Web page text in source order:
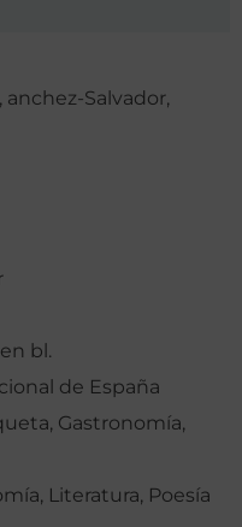
anchez-Salvador,
en bl.
de España
Gastronomía,
Literatura, Poesía